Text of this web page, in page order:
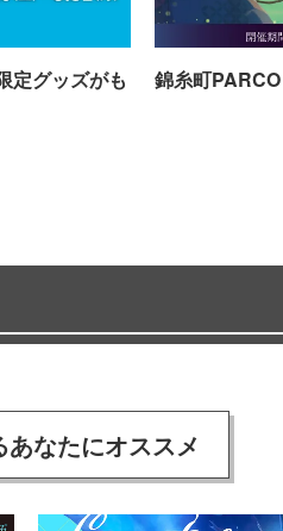
定グッズがも
錦糸町
あなたにオススメ